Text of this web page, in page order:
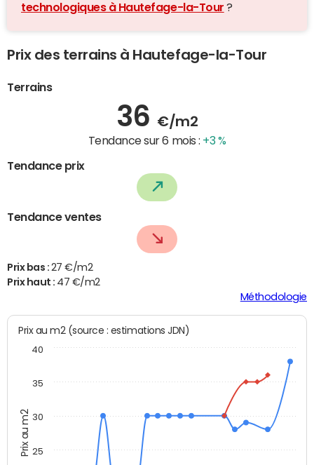
technologiques à Hautefage-la-Tour ?
Prix des terrains à Hautefage-la-Tour
Terrains
36 €/m2
Tendance sur 6 mois : +3 %
Tendance prix
Tendance ventes
Prix bas : 27 €/m2
Prix haut : 47 €/m2
Méthodologie
Prix au m2
Prix au m2 (source : estimations JDN)
25
30
35
40